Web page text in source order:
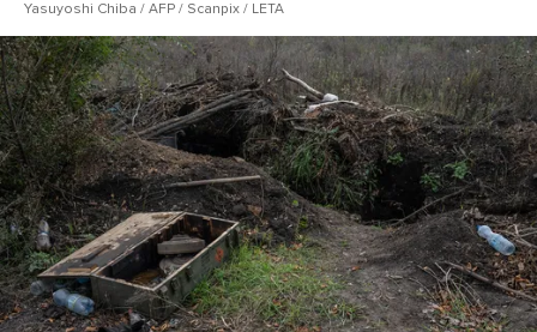
Yasuyoshi Chiba / AFP / Scanpix / LETA